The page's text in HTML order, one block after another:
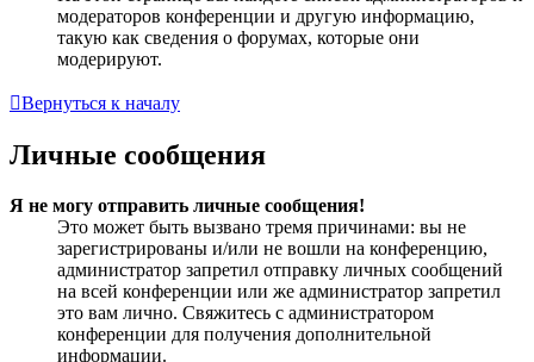
модераторов конференции и другую информацию,
такую как сведения о форумах, которые они
модерируют.
Вернуться к началу
Личные сообщения
Я не могу отправить личные сообщения!
Это может быть вызвано тремя причинами: вы не
зарегистрированы и/или не вошли на конференцию,
администратор запретил отправку личных сообщений
на всей конференции или же администратор запретил
это вам лично. Свяжитесь с администратором
конференции для получения дополнительной
информации.